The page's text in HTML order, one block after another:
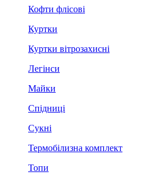
Кофти флісові
Куртки
Куртки вітрозахисні
Легінси
Майки
Спідниці
Сукні
Термобілизна комплект
Топи